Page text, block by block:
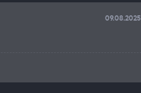
09.08.2025